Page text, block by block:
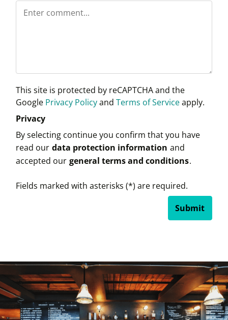
This site is protected by reCAPTCHA and the
Google Privacy Policyand Terms of Serviceapply.
Privacy
By selecting continue you confirm that you have
read our data protection information and
accepted our general terms and conditions.
Fields marked with asterisks (*) are required.
Submit